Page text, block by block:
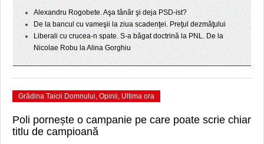
SFATUL MEDICULUI
SFATURI JURIDICE
Alexandru Rogobete. Aşa tânăr şi deja PSD-ist?
De la bancul cu vameşii la ziua scadenţei. Preţul dezmăţului
Liberali cu crucea-n spate. S-a băgat doctrină la PNL. De la
Nicolae Robu la Alina Gorghiu
Grădina Taicii Domnului, Opinii, Ultima ora
Poli pornește o campanie pe care poate scrie chiar
titlu de campioană